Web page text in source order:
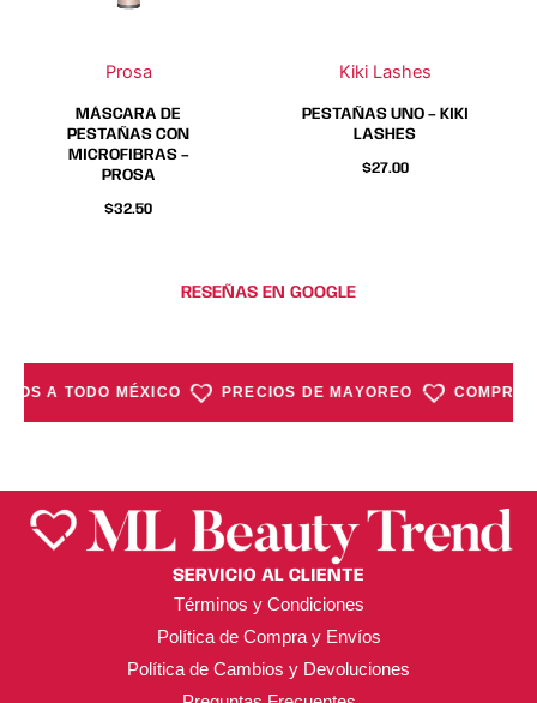
Prosa
MÁSCARA DE
PESTAÑAS CON
MICROFIBRAS –
PROSA
$32.50
Kiki Lashes
pueden
elegir
en
la
PESTAÑAS UNO – KIKI
LASHES
$27.00
pueden
elegir
en
la
RESEÑAS EN GOOGLE
A TODO MÉXICO PRECIOS DE MAYOREO COMPRA
SERVICIO AL CLIENTE
Términos y Condiciones
Política de Compra y Envíos
Política de Cambios y Devoluciones